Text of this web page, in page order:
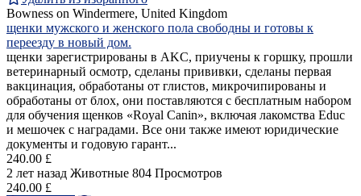
Bowness on Windermere, United Kingdom
щенки мужского и женского пола свободны и готовы к
переезду в новый дом.
щенки зарегистрированы в AKC, приучены к горшку, прошли
ветеринарный осмотр, сделаны прививки, сделаны первая
вакцинация, обработаны от глистов, микрочипированы и
обработаны от блох, они поставляются с бесплатным набором
для обучения щенков «Royal Canin», включая лакомства Educ
и мешочек с наградами. Все они также имеют юридические
документы и годовую гарант...
240.00 £
2 лет назад Животные 804 Просмотров
240.00 £